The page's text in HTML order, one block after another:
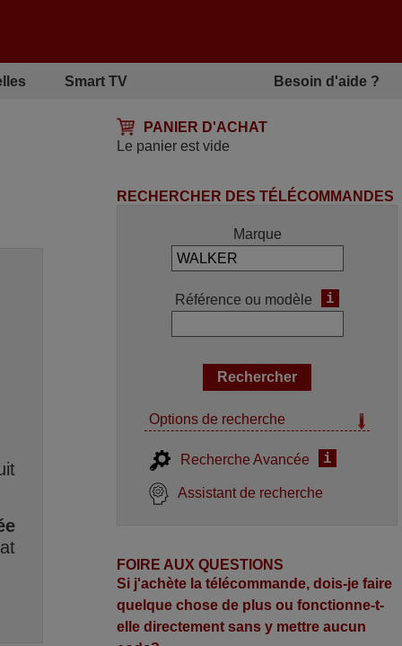
Smart TV Besoin d'aide ?
PANIER D'ACHAT
Le panier est vide
RECHERCHER DES TÉLÉCOMMANDES
Marque
Référence ou modèle i
Options de recherche
Recherche Avancée i
Assistant de recherche
FOIRE AUX QUESTIONS
Si j'achète la télécommande, dois-je faire
quelque chose de plus ou fonctionne-t-
elle directement sans y mettre aucun